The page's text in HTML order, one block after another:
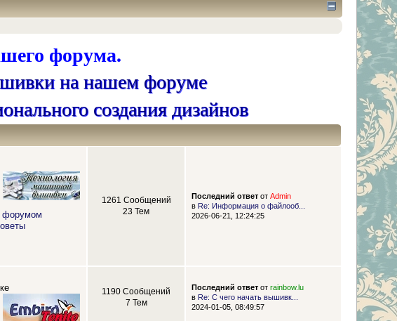
форума.
на нашем форуме
создания дизайнов
форумом
1261 Сообщений
23 Тем
Последний ответот Admin
в Re: Информация о файлооб...
2026-06-21, 12:24:25
1190 Сообщений
7 Тем
Последний ответот rainbow.lu
в Re: С чего начать вышивк...
2024-01-05, 08:49:57